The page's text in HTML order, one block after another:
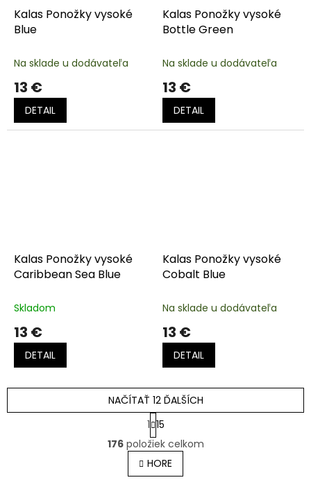
Kalas Ponožky vysoké
Blue
Na sklade u dodávateľa
13 €
DETAIL
Kalas Ponožky vysoké
Bottle Green
Na sklade u dodávateľa
13 €
DETAIL
Kalas Ponožky vysoké
Caribbean Sea Blue
Skladom
13 €
DETAIL
Kalas Ponožky vysoké
Cobalt Blue
Na sklade u dodávateľa
13 €
DETAIL
O
v
l
á
NAČÍTAŤ 12 ĎALŠÍCH
S
t
r
á
n
k
1 15
176položiek celkom
HORE